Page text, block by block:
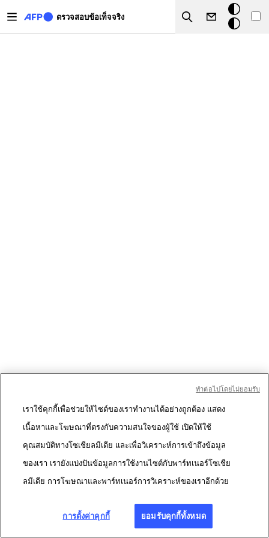
ตรวจสอบข้อเท็จจริง
Search
โหมด
มืด
เราใช้คุกกี้เพื่อช่วยให้ไซต์ของเราทำงานได้อย่างถูกต้อง แสดง
เนื้อหาและโฆษณาที่ตรงกับความสนใจของผู้ใช้ เปิดให้ใช้
คุณสมบัติทางโซเชียลมีเดีย และเพื่อวิเคราะห์การเข้าถึงข้อมูล
ของเรา เรายังแบ่งปันข้อมูลการใช้งานไซต์กับพาร์ทเนอร์โซเชีย
ลมีเดีย การโฆษณาและพาร์ทเนอร์การวิเคราะห์ของเราอีกด้วย
การตั้งค่าคุกกี้ ยอมรับคุกกี้ทั้งหมด
ทําต่อไปโดยไม่ยอมรับ